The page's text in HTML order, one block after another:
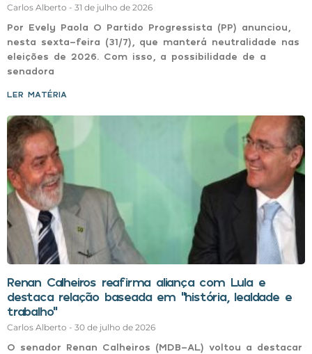
Carlos Alberto 31 de julho de 2026
Por Evely Paola O Partido Progressista (PP) anunciou,
nesta sexta-feira (31/7), que manterá neutralidade nas
eleições de 2026. Com isso, a possibilidade de a
senadora
LER MATÉRIA »
Renan Calheiros reafirma aliança com Lula e
destaca relação baseada em “história, lealdade e
trabalho”
Carlos Alberto 30 de julho de 2026
O senador Renan Calheiros (MDB-AL) voltou a destacar